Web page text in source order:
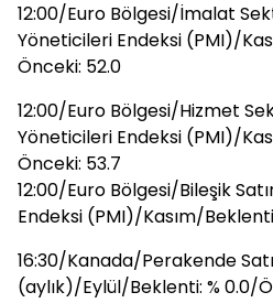
12:00/Euro Bölgesi/İmalat
Yöneticileri Endeksi (PMI)/
Önceki: 52.0
12:00/Euro Bölgesi/Hizmet
Yöneticileri Endeksi (PMI)/
Önceki: 53.7
12:00/Euro Bölgesi/Bileşik
Endeksi (PMI)/Kasım/
16:30/Kanada/Perakende
(aylık)/Eylül/Beklenti: % 0.0/